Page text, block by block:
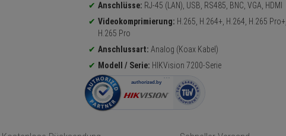
Anschlüsse: RJ-45 (LAN), USB, RS485, BNC, VGA, HDMI
Videokomprimierung: H.265, H.264+, H.264, H.265 Pro+,
H.265 Pro
Anschlussart: Analog (Koax Kabel)
Modell / Serie: HIKVision 7200-Serie